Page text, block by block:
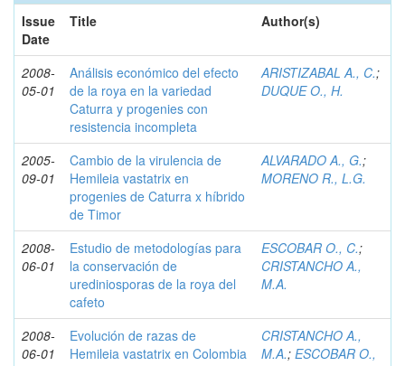
Issue
Date
Title Author(s)
2008-
05-01
Análisis económico del efecto
de la roya en la variedad
Caturra y progenies con
resistencia incompleta
ARISTIZABAL A., C.;
DUQUE O., H.
2005-
09-01
Cambio de la virulencia de
Hemileia vastatrix en
progenies de Caturra x híbrido
de Timor
ALVARADO A., G.;
MORENO R., L.G.
2008-
06-01
Estudio de metodologías para
la conservación de
urediniosporas de la roya del
cafeto
ESCOBAR O., C.;
CRISTANCHO A.,
M.A.
2008-
06-01
Evolución de razas de
Hemileia vastatrix en Colombia
CRISTANCHO A.,
M.A.; ESCOBAR O.,